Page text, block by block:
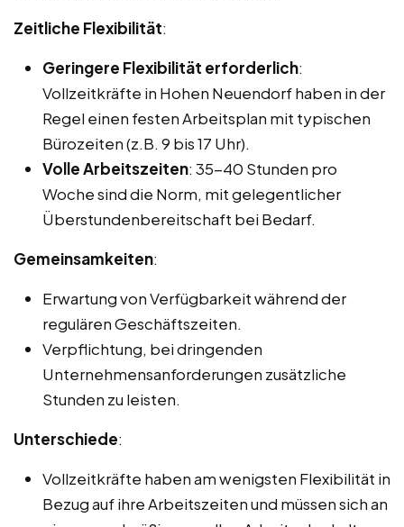
Zeitliche Flexibilität:
Geringere Flexibilität erforderlich:
Vollzeitkräfte in Hohen Neuendorf haben in der
Regel einen festen Arbeitsplan mit typischen
Bürozeiten (z.B. 9 bis 17 Uhr).
Volle Arbeitszeiten: 35-40 Stunden pro
Woche sind die Norm, mit gelegentlicher
Überstundenbereitschaft bei Bedarf.
Gemeinsamkeiten:
Erwartung von Verfügbarkeit während der
regulären Geschäftszeiten.
Verpflichtung, bei dringenden
Unternehmensanforderungen zusätzliche
Stunden zu leisten.
Unterschiede:
Vollzeitkräfte haben am wenigsten Flexibilität in
Bezug auf ihre Arbeitszeiten und müssen sich an